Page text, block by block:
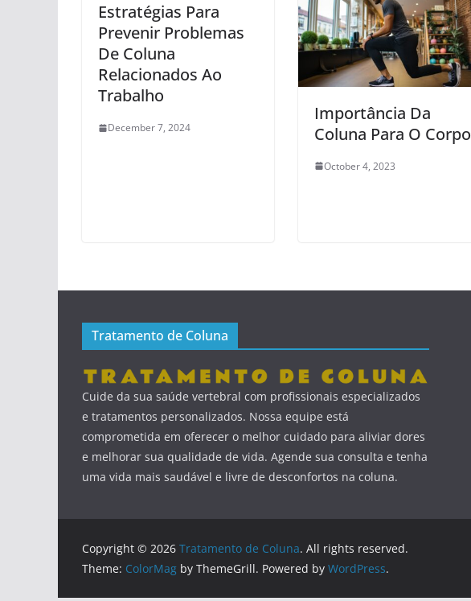
Estratégias Para
Prevenir Problemas
De Coluna
Relacionados Ao
Trabalho
December 7, 2024
Importância Da
Coluna Para O Corpo
October 4, 2023
Tratamento de Coluna
Cuide da sua saúde vertebral com profissionais especializados
e tratamentos personalizados. Nossa equipe está
comprometida em oferecer o melhor cuidado para aliviar dores
e melhorar sua qualidade de vida. Agende sua consulta e tenha
uma vida mais saudável e livre de desconfortos na coluna.
Copyright © 2026 Tratamento de Coluna. All rights reserved.
Theme: ColorMag by ThemeGrill. Powered by WordPress.